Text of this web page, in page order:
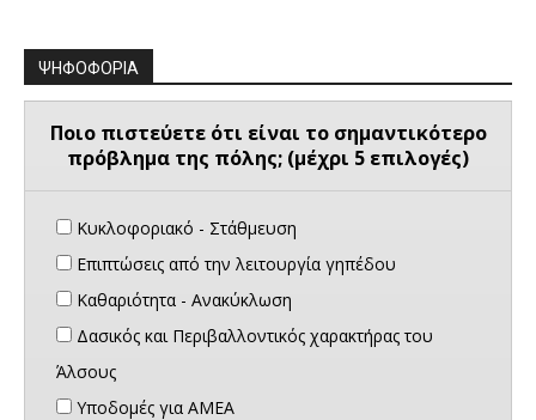
ΨΗΦΟΦΟΡΙΑ
Ποιο πιστεύετε ότι είναι το σημαντικότερο
πρόβλημα της πόλης; (μέχρι 5 επιλογές)
Κυκλοφοριακό - Στάθμευση
Επιπτώσεις από την λειτουργία γηπέδου
Καθαριότητα - Ανακύκλωση
Δασικός και Περιβαλλοντικός χαρακτήρας του
Άλσους
Υποδομές για ΑΜΕΑ